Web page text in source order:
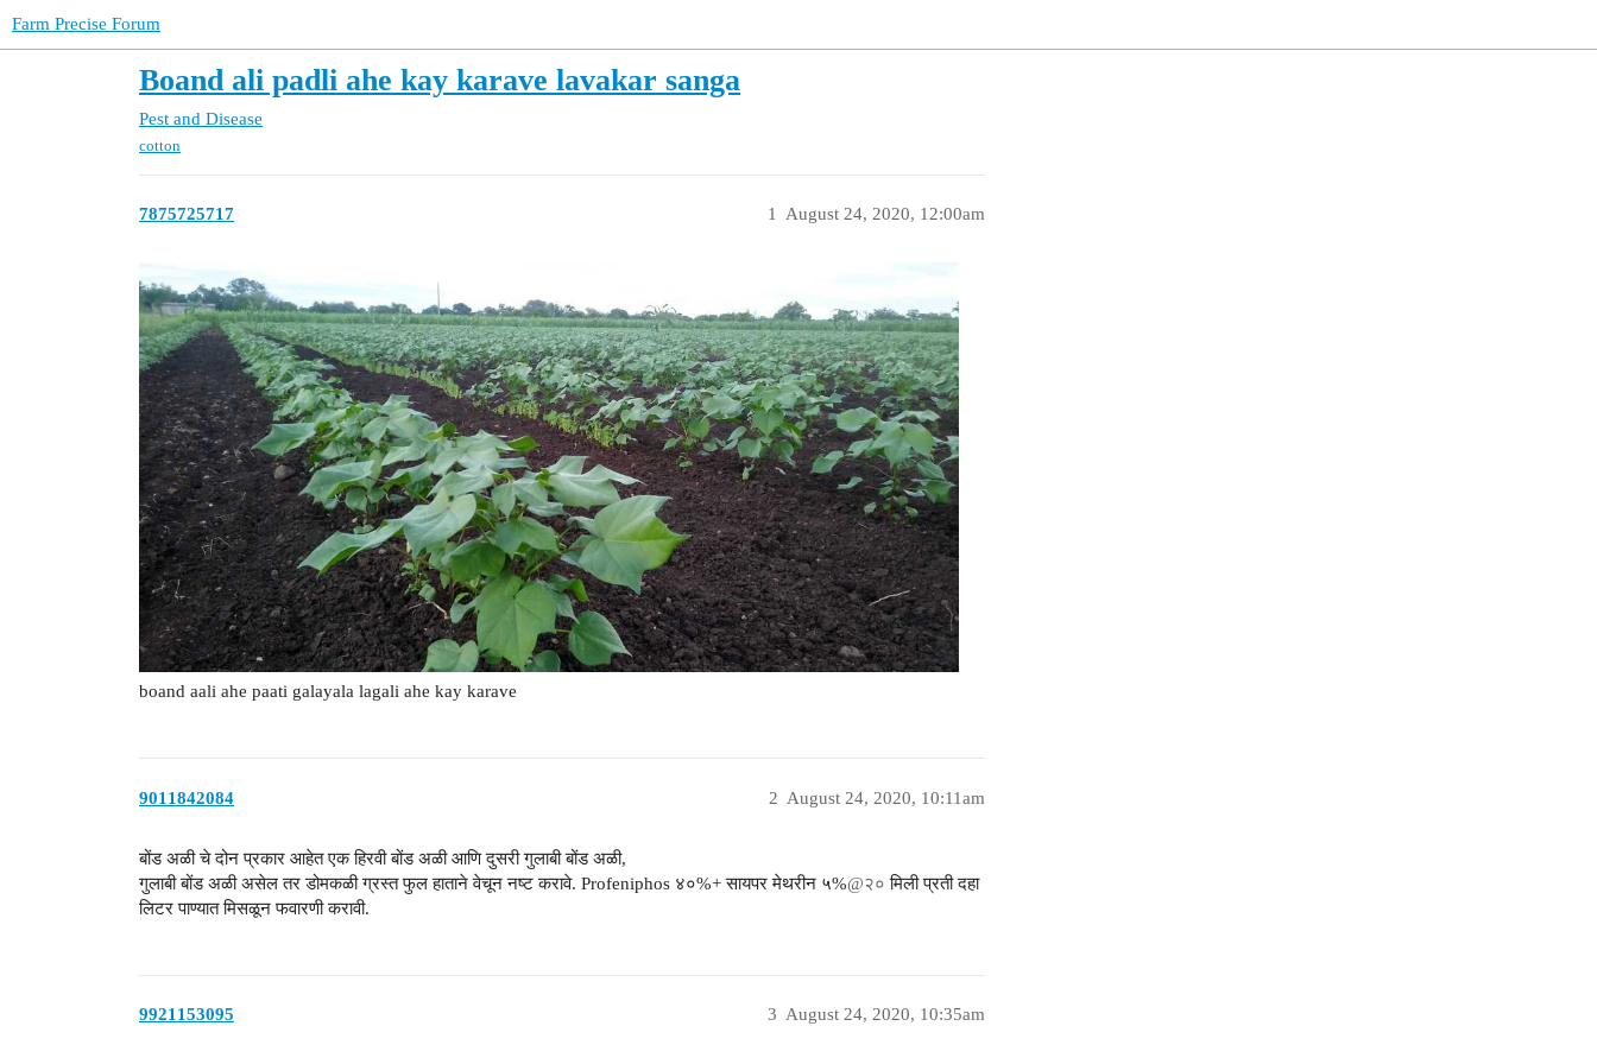
Farm Precise Forum
Boand ali padli ahe kay karave lavakar sanga
Pest and Disease
cotton
7875725717 August 24, 2020, 12:00am
1
boand aali ahe paati galayala lagali ahe kay karave
9011842084 August 24, 2020, 10:11am
2
बोंड अळी चे दोन प्रकार आहेत एक हिरवी बोंड अळी आणि दुसरी गुलाबी बोंड अळी,
गुलाबी बोंड अळी असेल तर डोमकळी ग्रस्त फुल हाताने वेचून नष्ट करावे. Profeniphos ४०%+ सायपर मेथरीन ५%@२० मिली प्रती दहा
लिटर पाण्यात मिसळून फवारणी करावी.
9921153095 August 24, 2020, 10:35am
3